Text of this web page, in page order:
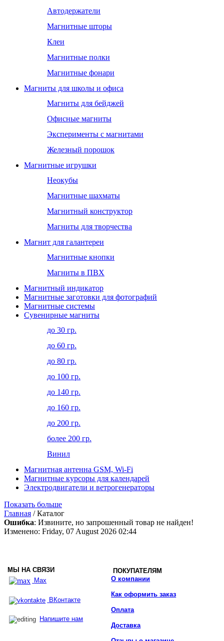
Автодержатели
Магнитные шторы
Клеи
Магнитные полки
Магнитные фонари
Магниты для школы и офиса
Магниты для бейджей
Офисные магниты
Эксперименты с магнитами
Железный порошок
Магнитные игрушки
Неокубы
Магнитные шахматы
Магнитный конструктор
Магниты для творчества
Магнит для галантереи
Магнитные кнопки
Магниты в ПВХ
Магнитный индикатор
Магнитные заготовки для фотографий
Магнитные системы
Сувенирные магниты
до 30 гр.
до 60 гр.
до 80 гр.
до 100 гр.
до 140 гр.
до 160 гр.
до 200 гр.
более 200 гр.
Винил
Магнитная антенна GSM, Wi-Fi
Магнитные курсоры для календарей
Электродвигатели и ветрогенераторы
Показать больше
Главная / Каталог
Ошибка: Извините, но запрошенный товар не найден!
Изменено: Friday, 07 August 2026 02:44
МЫ НА СВЯЗИ
ПОКУПАТЕЛЯМ
Max
ВКонтакте
Напишите нам
О компании
Как оформить заказ
Оплата
Доставка